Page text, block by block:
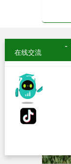
-
在线交流